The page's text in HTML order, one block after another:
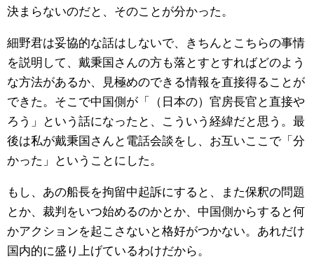
決まらないのだと、そのことが分かった。
細野君は妥協的な話はしないで、きちんとこちらの事情
を説明して、戴秉国さんの方も落とすとすればどのよう
な方法があるか、見極めのできる情報を直接得ることが
できた。そこで中国側が「（日本の）官房長官と直接や
ろう」という話になったと、こういう経緯だと思う。最
後は私が戴秉国さんと電話会談をし、お互いここで「分
かった」ということにした。
もし、あの船長を拘留中起訴にすると、また保釈の問題
とか、裁判をいつ始めるのかとか、中国側からすると何
かアクションを起こさないと格好がつかない。あれだけ
国内的に盛り上げているわけだから。